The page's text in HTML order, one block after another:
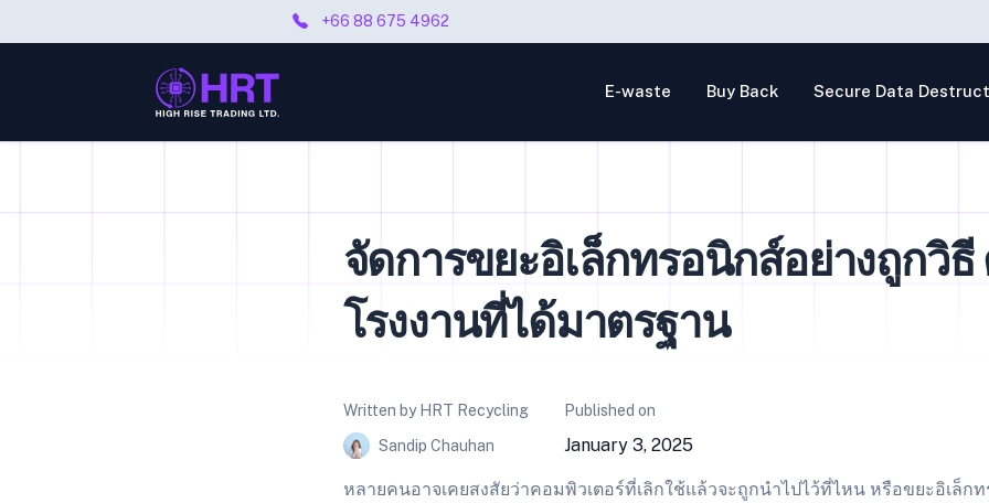
+66 88 675 4962
E-waste Buy Back Secure Data
จัดการขยะอิเล็กทรอนิกส์อย่างถูกวิธี
โรงงานที่ได้มาตรฐาน
Written by HRT Recycling
Sandip Chauhan
Published on
January 3, 2025
หลายคนอาจเคยสงสัยว่าคอมพิวเตอร์ที่เลิกใช้แล้วจะถูกนำไปไว้ที่ไหน หรือขยะอิเล็ก